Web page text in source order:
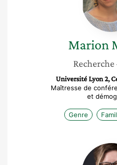
Marion
Recherche
Université Lyon 2,
Maîtresse de
et
Genre